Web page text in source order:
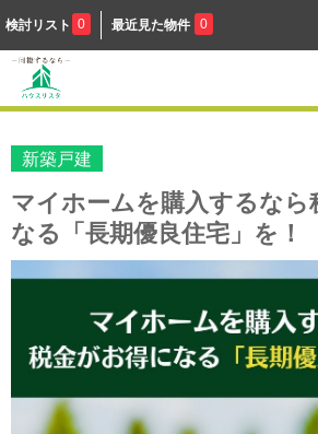
検討リスト 0 最近見た物件 0
新築戸建
マイホームを購入するなら
なる「長期優良住宅」を！